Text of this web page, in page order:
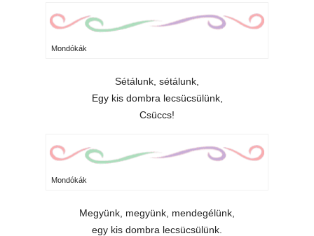
Mondókák
Sétálunk, sétálunk,
Egy kis dombra lecsücsülünk,
Csüccs!
Mondókák
Megyünk, megyünk, mendegélünk,
egy kis dombra lecsücsülünk.